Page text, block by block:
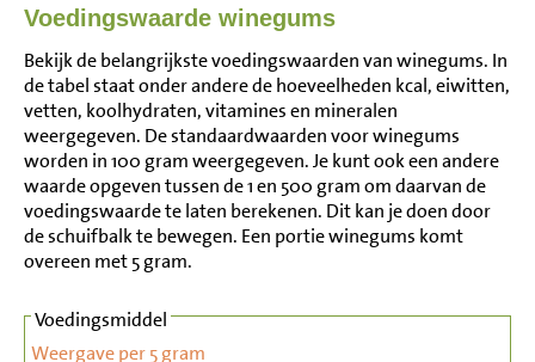
Voedingswaarde winegums
Bekijk de belangrijkste voedingswaarden van winegums. In
de tabel staat onder andere de hoeveelheden kcal, eiwitten,
vetten, koolhydraten, vitamines en mineralen
weergegeven. De standaardwaarden voor winegums
worden in 100 gram weergegeven. Je kunt ook een andere
waarde opgeven tussen de 1 en 500 gram om daarvan de
voedingswaarde te laten berekenen. Dit kan je doen door
de schuifbalk te bewegen. Een portie winegums komt
overeen met 5 gram.
Voedingsmiddel
Weergave per 5 gram